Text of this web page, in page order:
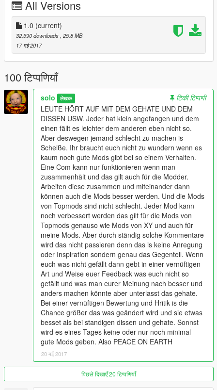
more fetched as to Details and Gimmicks (small Wink with the
fence post to the appropriate modder :)) I have added some
special Features and Details. For example, I made working
Wipers or Mirrors that can be shot off and fall off in the crash.
But there are more Details to see so look and see for yourself.
All Versions
1.0 (current)
32,590 downloads , 25.8 MB
17 मई 2017
100 टिप्पणियाँ
solo लेखक
टिकी टिप्पणी
LEUTE HÖRT AUF MIT DEM GEHATE UND DEM
DISSEN USW. Jeder hat klein angefangen und dem
einen fällt es leichter dem anderen eben nicht so.
Aber deswegen jemand schlecht zu machen is
Scheiße. Ihr braucht euch nicht zu wundern wenn es
kaum noch gute Mods gibt bei so einem Verhalten.
Eine Com kann nur funktionieren wenn man
zusammenhält und das gilt auch für die Modder.
Arbeiten diese zusammen und miteinander dann
können auch die Mods besser werden. Und die Mods
von Topmods sind nicht schlecht. Jeder Mod kann
noch verbessert werden das gilt für die Mods von
Topmods genauso wie Mods von XY und auch für
meine Mods. Aber durch ständig solche Kommentare
wird das nicht passieren denn das is keine Anregung
oder Inspiration sondern genau das Gegenteil. Wenn
euch was nicht gefällt dann gebt in einer vernüftigen
Art und Weise euer Feedback was euch nicht so
gefällt und was man eurer Meinung nach besser und
anders machen könnte aber unterlasst das gehate.
Bei einer vernüftigen Bewertung und Hritik is die
Chance größer das was geändert wird und sie etwas
besset als bei standigen dissen und gehate. Sonnst
wird es eines Tages keine oder nur noch minimal
gute Mods geben. Also PEACE ON EARTH
20 मई 2017
पिछले दिखाएँ 20 टिप्पणियाँ